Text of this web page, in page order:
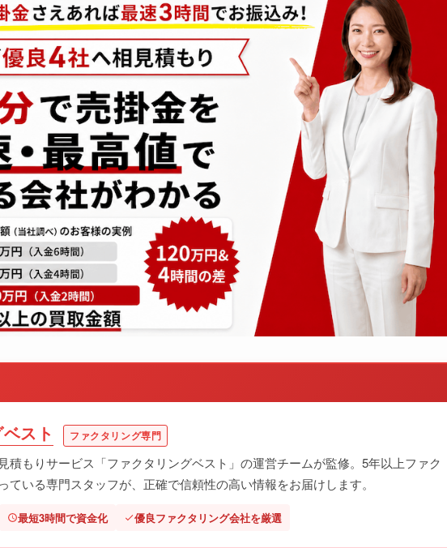
スト ファクタリング専門
積もりサービス「ファクタリングベスト」の運営チームが監修。5年以上ファク
ている専門スタッフが、正確で信頼性の高い情報をお届けします。
最短3時間で資金化 優良ファクタリング会社を厳選